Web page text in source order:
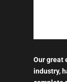
Our great
industry,